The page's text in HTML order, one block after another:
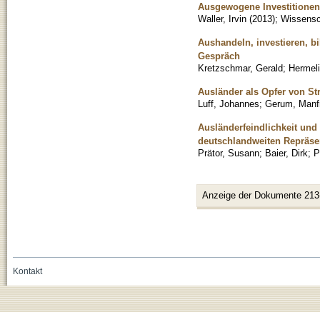
Ausgewogene
Waller, Irvin (2013);
Aushandeln, investieren,
Gespräch
Kretzschmar, Gerald;
Ausländer als Opfer von
Luff, Johannes; Gerum,
Ausländerfeindlichkeit und
deutschlandweiten
Prätor, Susann; Baier, Dirk;
Anzeige der Dokumente
Kontakt